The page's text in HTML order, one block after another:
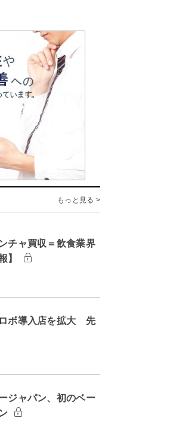
もっと見る >
チャ買収＝飲食業界
】
ロボ導入店を拡大 先
ジャパン、初のベー